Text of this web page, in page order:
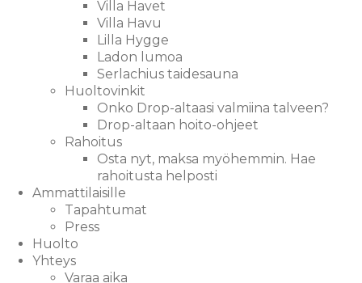
Villa Havet
Villa Havu
Lilla Hygge
Ladon lumoa
Serlachius taidesauna
Huoltovinkit
Onko Drop-altaasi valmiina talveen?
Drop-altaan hoito-ohjeet
Rahoitus
Osta nyt, maksa myöhemmin. Hae
rahoitusta helposti
Ammattilaisille
Tapahtumat
Press
Huolto
Yhteys
Varaa aika